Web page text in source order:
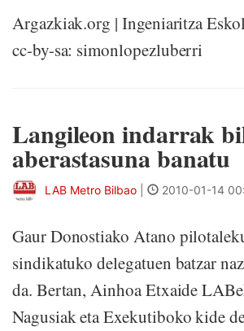
Argazkiak.org | Ingeniaritza
cc-by-sa: simonlopezluberri
Langileon indarrak
aberastasuna banatu
LAB Metro Bilbao 2010-01-14
Gaur Donostiako Atano
sindikatuko delegatuen batzar
da. Bertan, Ainhoa Etxaide
Nagusiak eta Exekutiboko kide